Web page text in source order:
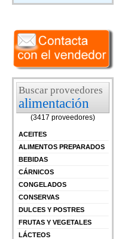
Buscar proveedores
alimentación
(3417 proveedores)
ACEITES
ALIMENTOS PREPARADOS
BEBIDAS
CÁRNICOS
CONGELADOS
CONSERVAS
DULCES Y POSTRES
FRUTAS Y VEGETALES
LÁCTEOS